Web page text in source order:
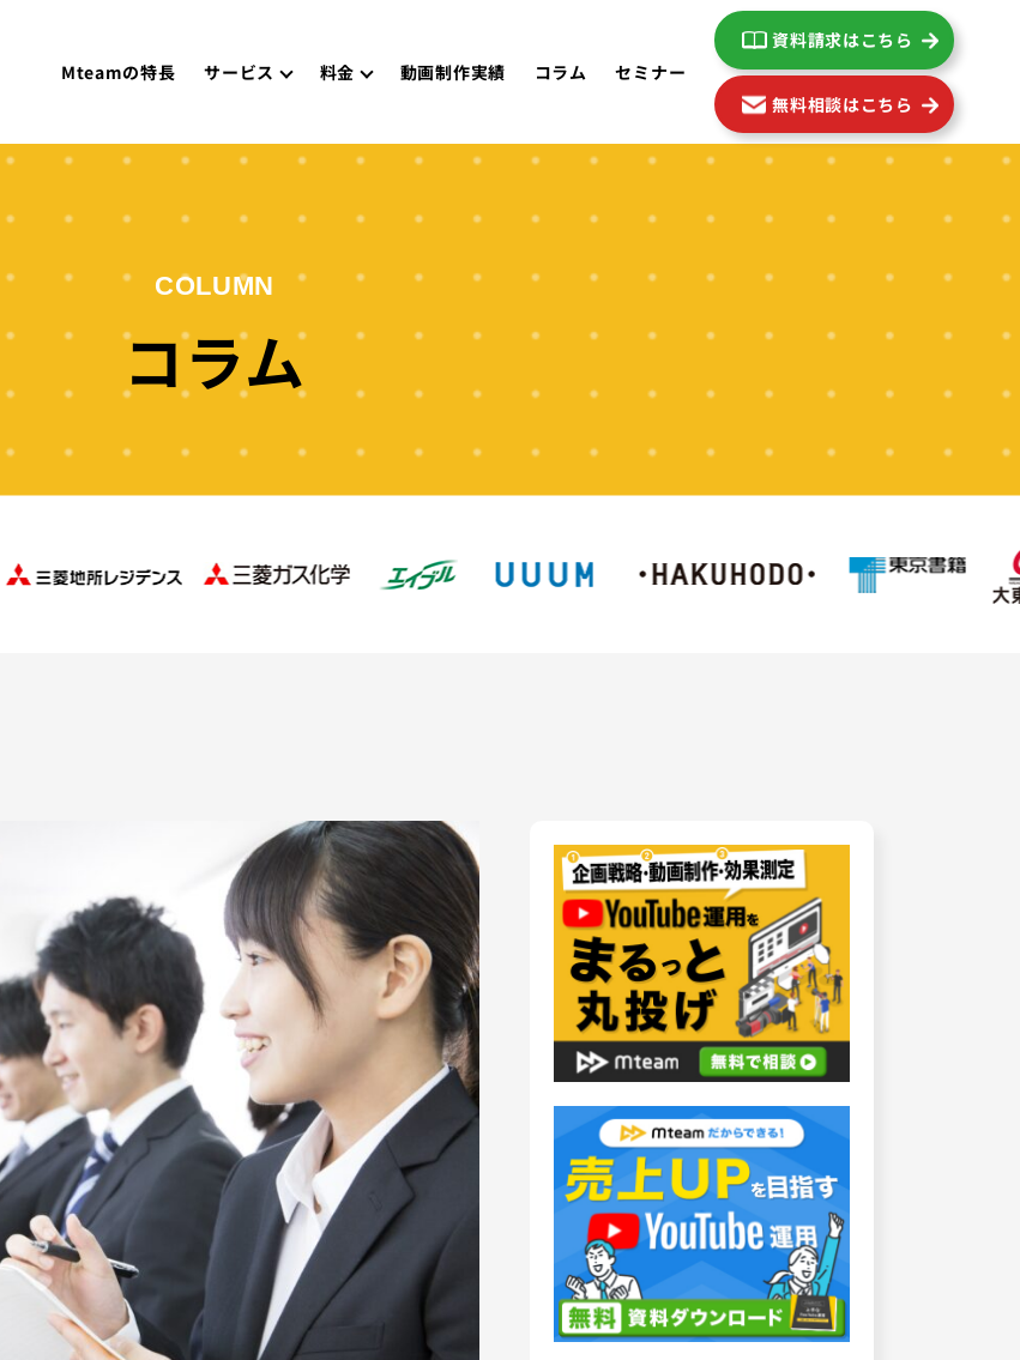
Mteamの特長 サービス 料金 動画制作実績 コラム セミナー
資料請求はこちら
無料相談はこちら
COLUMN
コラム